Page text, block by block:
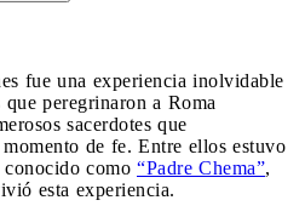
fue una experiencia inolvidable
peregrinaron a Roma
sacerdotes que
de fe. Entre ellos estuvo
como “Padre Chema”,
esta experiencia.